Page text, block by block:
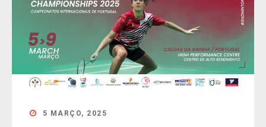
5 MARÇO, 2025